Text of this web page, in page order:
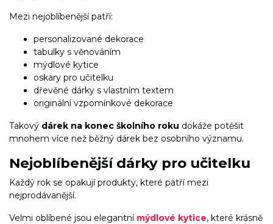
Mezi nejoblíbenější patří:
personalizované dekorace
tabulky s věnováním
mýdlové kytice
oskary pro učitelku
dřevěné dárky s vlastním textem
originální vzpomínkové dekorace
Takový dárek na konec školního roku dokáže potěšit
mnohem více než běžný dárek bez osobního významu.
Nejoblíbenější dárky pro učitelku
Každý rok se opakují produkty, které patří mezi
nejprodávanější.
Velmi oblíbené jsou elegantní mýdlové kytice, které krásně